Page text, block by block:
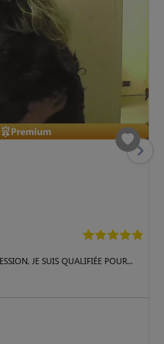
JE SUIS QUALIFIÉE POUR...
Suivant